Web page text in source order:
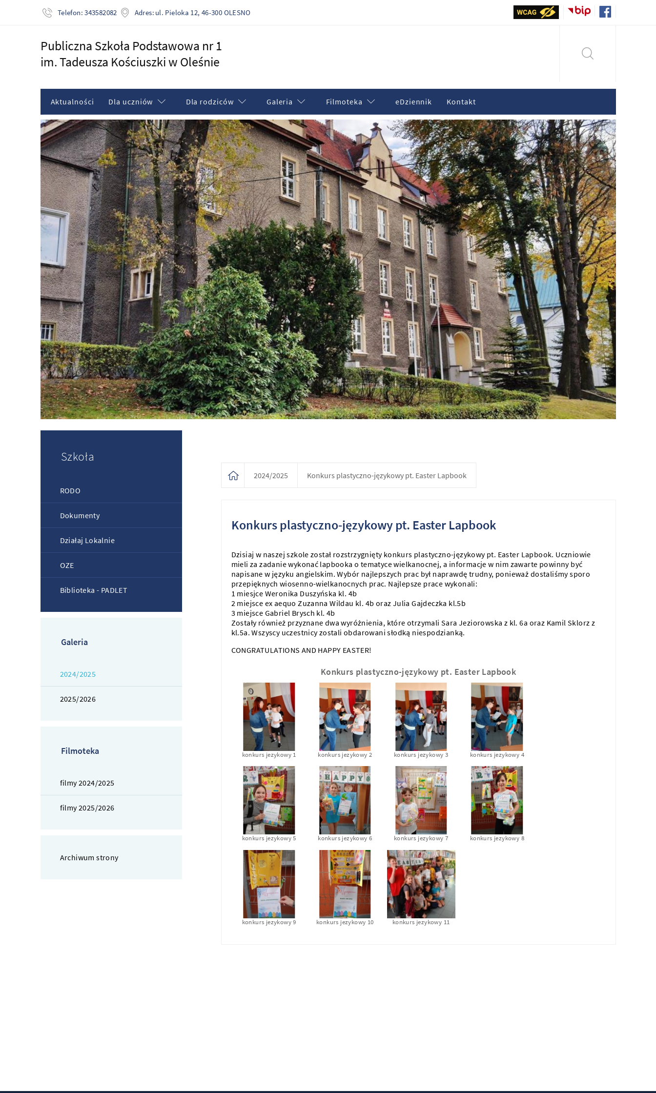
Telefon: 343582082 Adres: ul. Pieloka 12, 46-300 OLESNO
Publiczna Szkoła Podstawowa nr 1
im. Tadeusza Kościuszki w Oleśnie
Aktualności Dla uczniów Dla rodziców Galeria Filmoteka eDziennik Kontakt
Szkoła
RODO
Dokumenty
Działaj Lokalnie
OZE
Biblioteka - PADLET
Galeria
2024/2025
2025/2026
Filmoteka
filmy 2024/2025
filmy 2025/2026
Archiwum strony
2024/2025 Konkurs plastyczno-językowy pt. Easter Lapbook
Konkurs plastyczno-językowy pt. Easter Lapbook
Dzisiaj w naszej szkole został rozstrzygnięty konkurs plastyczno-językowy pt. Easter Lapbook. Uczniowie
mieli za zadanie wykonać lapbooka o tematyce wielkanocnej, a informacje w nim zawarte powinny być
napisane w języku angielskim. Wybór najlepszych prac był naprawdę trudny, ponieważ dostaliśmy sporo
przepięknych wiosenno-wielkanocnych prac. Najlepsze prace wykonali:
1 miesjce Weronika Duszyńska kl. 4b
2 miejsce ex aequo Zuzanna Wildau kl. 4b oraz Julia Gajdeczka kl.5b
3 miejsce Gabriel Brysch kl. 4b
Zostały również przyznane dwa wyróżnienia, które otrzymali Sara Jeziorowska z kl. 6a oraz Kamil Sklorz z
kl.5a. Wszyscy uczestnicy zostali obdarowani słodką niespodzianką.
CONGRATULATIONS AND HAPPY EASTER!
Konkurs plastyczno-językowy pt. Easter Lapbook
konkurs jezykowy 1 konkurs jezykowy 2 konkurs jezykowy 3 konkurs jezykowy 4
konkurs jezykowy 5 konkurs jezykowy 6 konkurs jezykowy 7 konkurs jezykowy 8
konkurs jezykowy 9 konkurs jezykowy 10 konkurs jezykowy 11